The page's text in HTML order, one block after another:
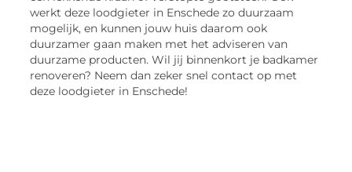
werkt deze loodgieter in Enschede zo duurzaam
mogelijk, en kunnen jouw huis daarom ook
duurzamer gaan maken met het adviseren van
duurzame producten. Wil jij binnenkort je badkamer
renoveren? Neem dan zeker snel contact op met
deze loodgieter in Enschede!